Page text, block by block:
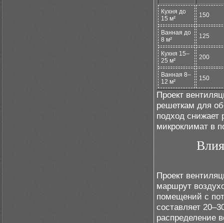
Кухня до
15 м²
150
Ванная до
8 м²
125
Кухня 15–
25 м²
200
Ванная 8–
12 м²
150
Проект
решеткам для
подход снижает
микроклимат в
Проект
маршрут
помещений с
составляет
распределение